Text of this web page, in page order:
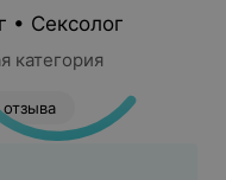
• Сексолог
категория
отзыва